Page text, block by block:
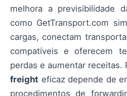
melhora a previsibilidade
como GetTransport.com
cargas, conectam
compatíveis e oferecem
perdas e aumentar receitas.
freight eficaz depende de
procedimentos de